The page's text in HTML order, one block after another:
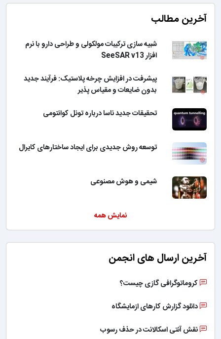
آخرین مطالب
شبیه سازی ترکیبات مولکولی و طراحی دارو با نرم
افزار SeeSAR v13
پیشرفت در افزایش چرخه پلاستیک: فرآیند جدید
بدون ضایعات و مقیاس پذیر
تحقیقات جدید ناسا درباره تونل کوانتومی
توسعه روش جدیدی برای ایجاد ساختارهای کایرال
شیمی و هوش مصنوعی
نمایش همه
آخرین ارسال های انجمن
کروماتوگرافی گازی چیست؟
دانلود گزارش کارهای ازمایشگاه
نقش آنتی اسکالانت در حذف رسوب